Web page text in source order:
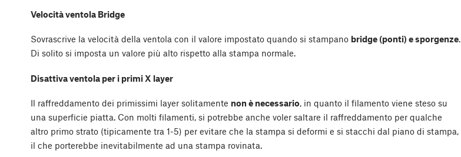
Velocità ventola Bridge
Sovrascrive la velocità della ventola con il valore impostato quando si stampano bridge (ponti) e sporgenze.
Di solito si imposta un valore più alto rispetto alla stampa normale.
Disattiva ventola per i primi X layer
Il raffreddamento dei primissimi layer solitamente non è necessario, in quanto il filamento viene steso su
una superficie piatta. Con molti filamenti, si potrebbe anche voler saltare il raffreddamento per qualche
altro primo strato (tipicamente tra 1-5) per evitare che la stampa si deformi e si stacchi dal piano di stampa,
il che porterebbe inevitabilmente ad una stampa rovinata.